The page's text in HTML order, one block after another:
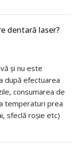
dentară laser?
și nu este
după efectuarea
consumarea de
temperaturi prea
sfeclă roșie etc)